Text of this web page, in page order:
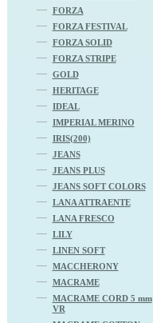
FORZA
FORZA FESTIVAL
FORZA SOLID
FORZA STRIPE
GOLD
HERITAGE
IDEAL
IMPERIAL MERINO
IRIS(200)
JEANS
JEANS PLUS
JEANS SOFT COLORS
LANA ATTRAENTE
LANA FRESCO
LILY
LINEN SOFT
MACCHERONY
MACRAME
MACRAME CORD 5 mm
VR